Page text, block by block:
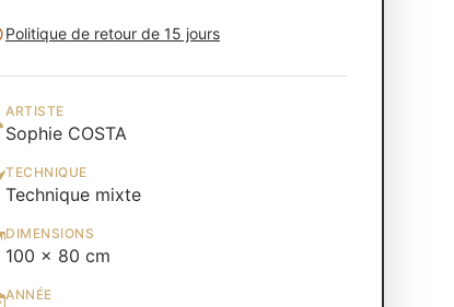
Politique de retour de 15 jours
ARTISTE
Sophie COSTA
TECHNIQUE
Technique mixte
DIMENSIONS
100 × 80 cm
ANNÉE